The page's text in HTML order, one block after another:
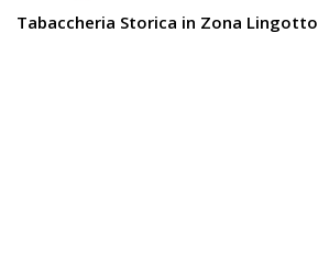
Tabaccheria Storica in Zona Lingotto